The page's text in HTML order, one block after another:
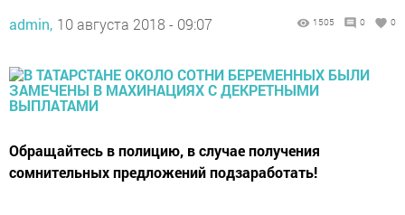
admin, 10 августа 2018 - 09:07 1505 0 0
Обращайтесь в полицию, в случае получения
сомнительных предложений подзаработать!